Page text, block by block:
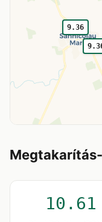
9.36
10.61